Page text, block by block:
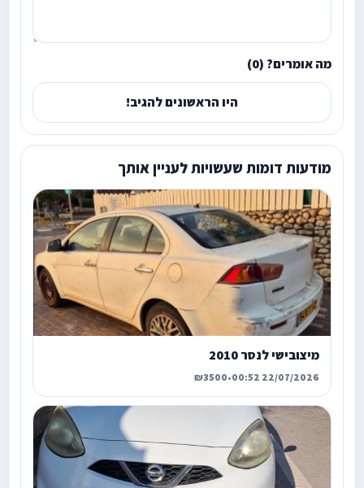
מה אומרים? (0)
היו הראשונים להגיב!
מודעות דומות שעשויות לעניין אותך
מיצובישי לנסר 2010
22/07/2026 00:52
•
₪3500